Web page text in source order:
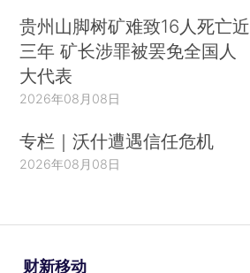
贵州山脚树矿难致16人死亡近
三年 矿长涉罪被罢免全国人
大代表
2026年08月08日
专栏｜沃什遭遇信任危机
2026年08月08日
财新移动